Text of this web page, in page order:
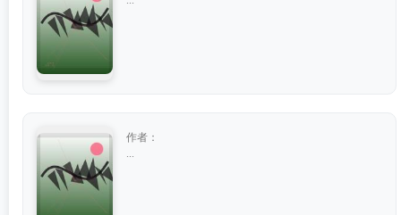
作者：